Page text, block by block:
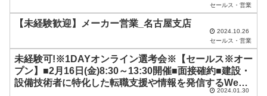
さ
い
。
セールス・営業
【未経験歓迎】メーカー営業_名古屋支店
2024.10.26
セールス・営業
未経験可!※1DAYオンライン選考会※【セールス※オー
プン】■2月16日(金)8:30～13:30開催■面接確約■建設・
設備技術者に特化した転職支援や情報を発信するWeb
2024.01.30